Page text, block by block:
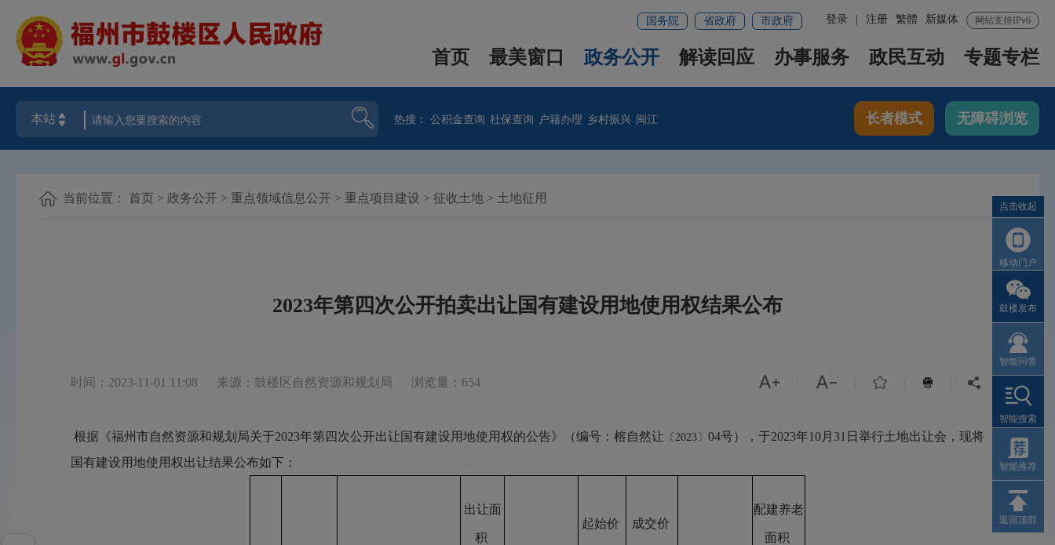
网站支持IPv6
新媒体
繁體
登录 注册
国务院 省政府 市政府
首页 最美窗口 政务公开 解读回应 办事服务 政民互动 专题专栏
热搜：公积金查询 社保查询 户籍办理 乡村振兴 闽江 长者模式 无障碍浏览
当前位置： 首页 > 政务公开 > 重点领域信息公开 > 重点项目建设 > 征收土地 > 土地征用
2023年第四次公开拍卖出让国有建设用地使用权结果公布
时间：2023-11-01 11:08 来源：鼓楼区自然资源和规划局 浏览量：654     
根据《福州市自然资源和规划局关于2023年第四次公开出让国有建设用地使用权的公告》（编号：榕自然让 〔2023〕 04号），于2023年10月31日举行土地出让会，现将
国有建设用地使用权出让结果公布如下：
出让面
积
起始价 成交价
配建养老
面积
点击收起
移动门户
鼓楼发布
智能问答
智能搜索
智能推荐
返回顶部